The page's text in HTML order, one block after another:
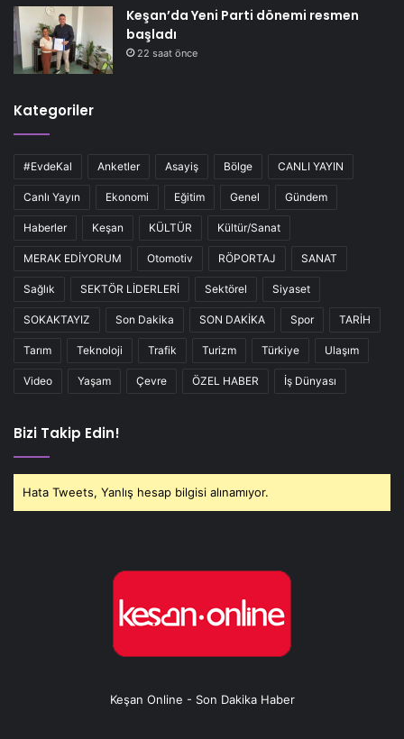
Keşan’da Yeni Parti dönemi resmen
başladı
22 saat önce
Kategoriler
#EvdeKal Anketler Asayiş Bölge CANLI YAYIN
Canlı Yayın Ekonomi Eğitim Genel Gündem
Haberler Keşan KÜLTÜR Kültür/Sanat
MERAK EDİYORUM Otomotiv RÖPORTAJ SANAT
Sağlık SEKTÖR LİDERLERİ Sektörel Siyaset
SOKAKTAYIZ Son Dakika SON DAKİKA Spor TARİH
Tarım Teknoloji Trafik Turizm Türkiye Ulaşım
Video Yaşam Çevre ÖZEL HABER İş Dünyası
Bizi Takip Edin!
Hata Tweets, Yanlış hesap bilgisi alınamıyor.
Keşan Online - Son Dakika Haber